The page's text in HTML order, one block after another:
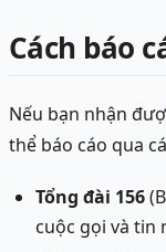
Cách báo
Nếu bạn nhận
thể báo cáo qua
Tổng đài 156
cuộc gọi và tin